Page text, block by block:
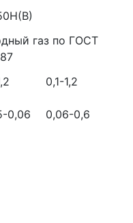
газ по ГОСТ
0,1-1,2
0,06
0,06-0,6